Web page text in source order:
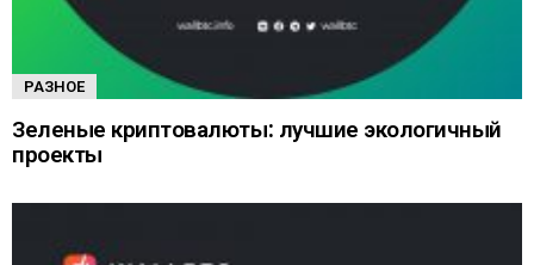
РАЗНОЕ
Зеленые криптовалюты: лучшие экологичный
проекты